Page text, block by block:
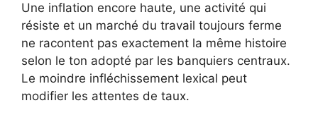
Une inflation encore haute, une activité qui
résiste et un marché du travail toujours ferme
ne racontent pas exactement la même histoire
selon le ton adopté par les banquiers centraux.
Le moindre infléchissement lexical peut
modifier les attentes de taux.